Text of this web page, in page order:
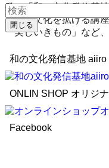
発、「和の文化発信基
や和の文化を拡げる講
「美しいきもの」など
和の文化発信基地 aiiro
ONLIN SHOP オリジ
Facebook
閉じる